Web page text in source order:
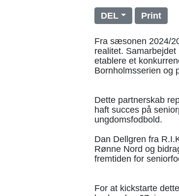
DEL Print
Fra sæsonen 2024/
realitet.
etablere et
Bornholmsserien og
Dette partnerskab
haft succes på
ungdomsfodbold.
Dan Dellgren fra
Rønne Nord og
fremtiden for
For at kickstarte